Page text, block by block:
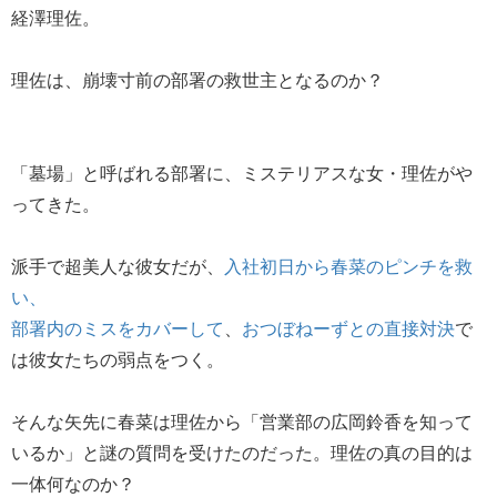
経澤理佐。
理佐は、崩壊寸前の部署の救世主となるのか？
「墓場」と呼ばれる部署に、ミステリアスな女・理佐がや
ってきた。
派手で超美人な彼女だが、
入社初日から春菜のピンチを救
い、
部署内のミスをカバーして
おつぼねーずとの直接対決で
は彼女たちの弱点をつく。
そんな矢先に春菜は理佐から「営業部の広岡鈴香を知って
いるか」と謎の質問を受けたのだった。理佐の真の目的は
一体何なのか？